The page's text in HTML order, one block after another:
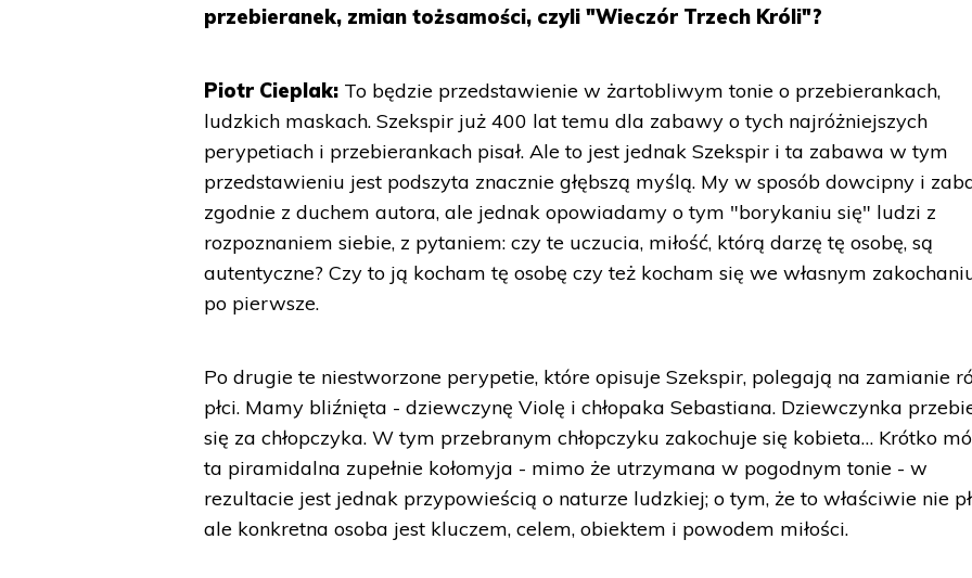
przebieranek, zmian tożsamości, czyli "Wieczór Trzech Króli"?
Piotr Cieplak: To będzie przedstawienie w żartobliwym tonie o przebierankach,
ludzkich maskach. Szekspir już 400 lat temu dla zabawy o tych najróżniejszych
perypetiach i przebierankach pisał. Ale to jest jednak Szekspir i ta zabawa w tym
przedstawieniu jest podszyta znacznie głębszą myślą. My w sposób dowcipny i
zgodnie z duchem autora, ale jednak opowiadamy o tym "borykaniu się" ludzi z
rozpoznaniem siebie, z pytaniem: czy te uczucia, miłość, którą darzę tę osobę, są
autentyczne? Czy to ją kocham tę osobę czy też kocham się we własnym
po pierwsze.
Po drugie te niestworzone perypetie, które opisuje Szekspir, polegają na zamianie
płci. Mamy bliźnięta - dziewczynę Violę i chłopaka Sebastiana. Dziewczynka
się za chłopczyka. W tym przebranym chłopczyku zakochuje się kobieta… Krótko
ta piramidalna zupełnie kołomyja - mimo że utrzymana w pogodnym tonie - w
rezultacie jest jednak przypowieścią o naturze ludzkiej; o tym, że to właściwie nie
ale konkretna osoba jest kluczem, celem, obiektem i powodem miłości.